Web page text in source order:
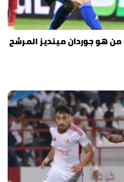
من هو جوردان مينديز المرشح